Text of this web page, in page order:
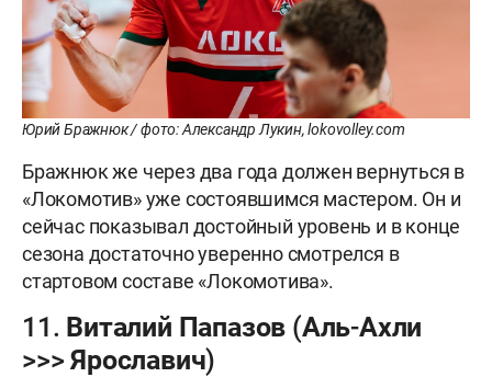
Юрий Бражнюк / фото: Александр Лукин, lokovolley.com
Бражнюк же через два года должен вернуться в
«Локомотив» уже состоявшимся мастером. Он и
сейчас показывал достойный уровень и в конце
сезона достаточно уверенно смотрелся в
стартовом составе «Локомотива».
11. Виталий Папазов (Аль-Ахли
>>> Ярославич)